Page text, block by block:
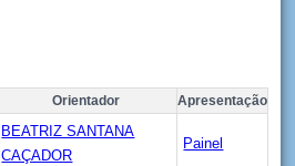
Orientador Apresentação
BEATRIZ SANTANA
CAÇADOR
Painel